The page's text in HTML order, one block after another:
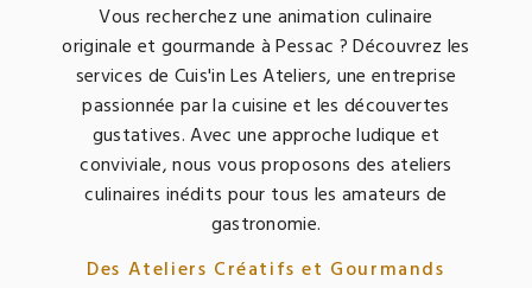
Vous recherchez une animation culinaire
originale et gourmande à Pessac ? Découvrez les
services de Cuis'in Les Ateliers, une entreprise
passionnée par la cuisine et les découvertes
gustatives. Avec une approche ludique et
conviviale, nous vous proposons des ateliers
culinaires inédits pour tous les amateurs de
gastronomie.
Des Ateliers Créatifs et Gourmands